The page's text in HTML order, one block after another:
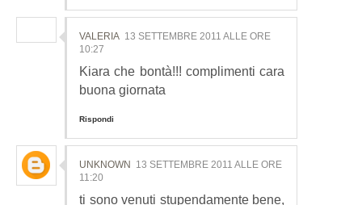
VALERIA 13 SETTEMBRE 2011 ALLE ORE
10:27
Kiara che bontà!!! complimenti cara
buona giornata
Rispondi
UNKNOWN 13 SETTEMBRE 2011 ALLE ORE
11:20
ti sono venuti stupendamente bene,